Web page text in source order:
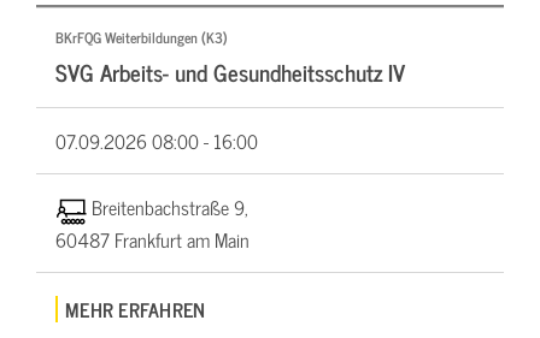
BKrFQG Weiterbildungen (K3)
SVG Arbeits- und Gesundheitsschutz IV
07.09.202608:00 - 16:00
Breitenbachstraße 9,
60487 Frankfurt am Main
MEHR ERFAHREN